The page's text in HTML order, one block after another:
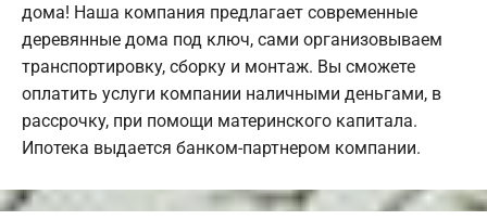
дома! Наша компания предлагает современные
деревянные дома под ключ, сами организовываем
транспортировку, сборку и монтаж. Вы сможете
оплатить услуги компании наличными деньгами, в
рассрочку, при помощи материнского капитала.
Ипотека выдается банком-партнером компании.